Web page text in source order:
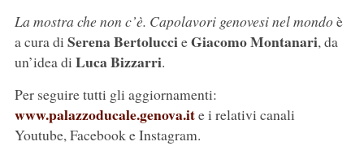
La mostra che non c’è. Capolavori genovesi nel mondoè
a cura di Serena BertoluccieGiacomo Montanari, da
un’idea di Luca Bizzarri.
Per seguire tutti gli aggiornamenti:
www.palazzoducale.genova.ite i relativi canali
Youtube, Facebook e Instagram.